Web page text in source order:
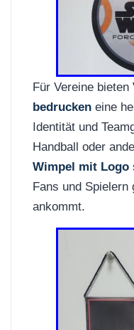
Für Vereine bieten
bedrucken eine
Identität und
Handball oder
Wimpel mit Logo
Fans und Spielern
ankommt.